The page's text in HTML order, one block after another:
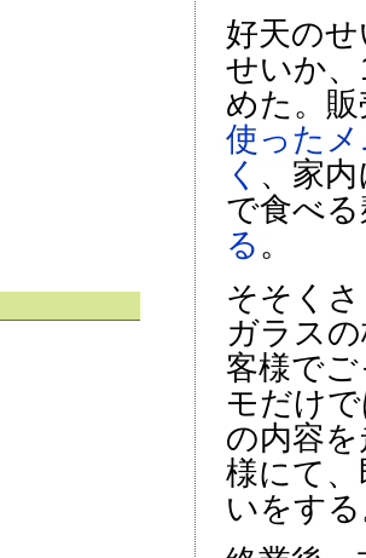
好天の
せいか
めた。
使った
く 、家
で食べ
る 。
そそく
ガラス
客様で
モだけ
の内容
様にて
いをす